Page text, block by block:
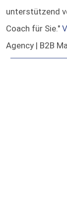
unterstützend
Coach für Sie."
Agency | B2B